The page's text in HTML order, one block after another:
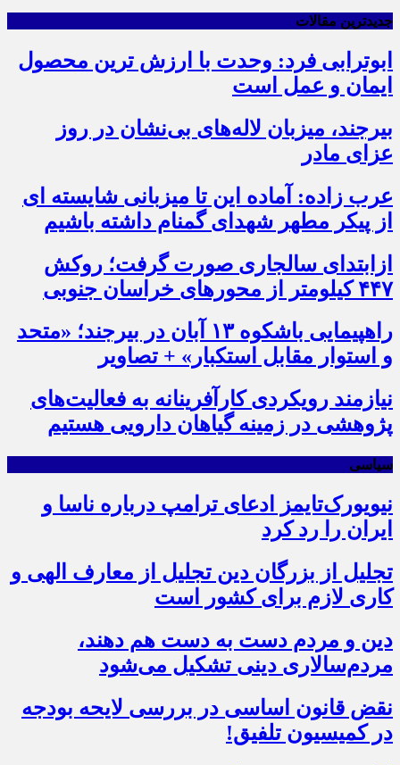
جدیدترین مقالات
ابوترابی فرد: وحدت با ارزش ترین محصول
ایمان و عمل است
بیرجند، میزبان لاله‌های بی‌نشان در روز
عزای مادر
عرب زاده: آماده این تا میزبانی شایسته ای
از پیکر مطهر شهدای گمنام داشته باشیم
ازابتدای سالجاری صورت گرفت؛ روکش
۴۴۷ کیلومتر از محورهای خراسان جنوبی
راهپیمایی باشکوه ۱۳ آبان در بیرجند؛ «متحد
و استوار مقابل استکبار» + تصاویر
نیازمند رویکردی کارآفرینانه به فعالیت‌های
پژوهشی در زمینه گیاهان دارویی هستیم
سیاسی
نیویورک‌تایمز ادعای ترامپ درباره ناسا و
ایران را رد کرد
تجلیل از بزرگان دین تجلیل از معارف الهی و
کاری لازم برای کشور است
دین و مردم دست به‌ دست هم دهند،
مردم‌سالاری دینی تشکیل می‌شود
نقض قانون اساسی در بررسی لایحه بودجه
در کمیسیون تلفیق!